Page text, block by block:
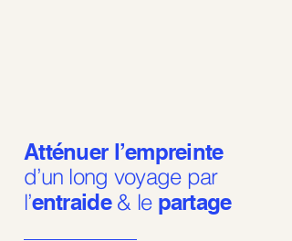
Atténuer l’empreinte
d’un long voyage par
l’entraide& le partage